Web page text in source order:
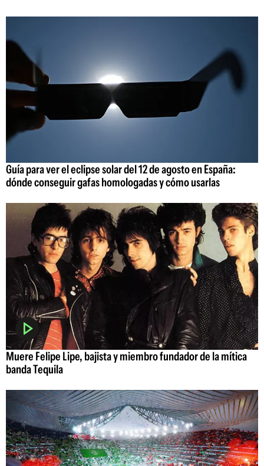
Guía para ver el eclipse solar del 12 de agosto en España:
dónde conseguir gafas homologadas y cómo usarlas
Muere Felipe Lipe, bajista y miembro fundador de la mítica
banda Tequila